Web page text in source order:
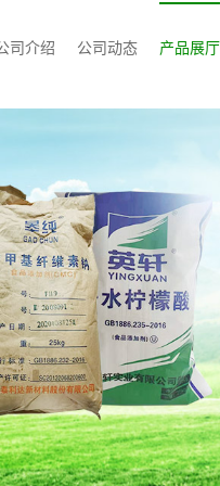
司介绍 公司动态 产品展厅